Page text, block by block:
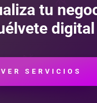
tu
digital
VER SERVICIOS